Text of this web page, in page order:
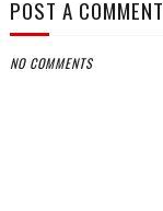
POST A COMMENT
NO COMMENTS